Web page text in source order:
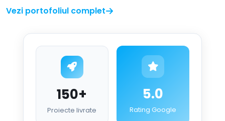
Vezi portofoliul complet
150+
Proiecte livrate
5.0
Rating Google